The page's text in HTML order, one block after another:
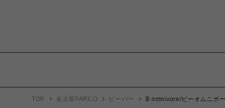
TOP 名古屋PARCO ビーバー B omnivore/ビーオムニボ